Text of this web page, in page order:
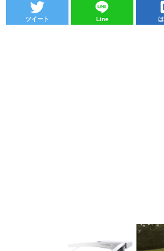
ツイート Line